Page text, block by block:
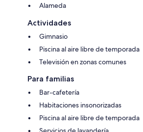
Alameda
Actividades
Gimnasio
Piscina al aire libre de temporada
Televisión en zonas comunes
Para familias
Bar-cafetería
Habitaciones insonorizadas
Piscina al aire libre de temporada